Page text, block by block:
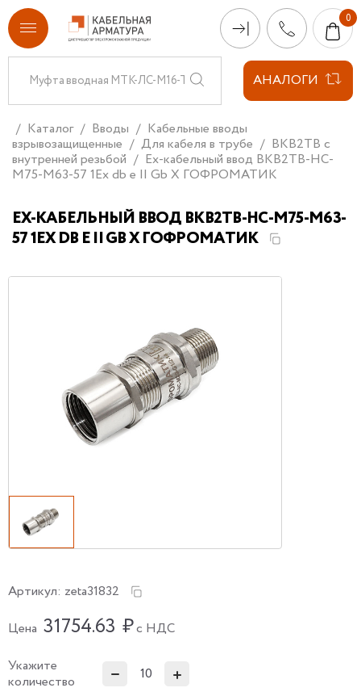
АНАЛОГИ
Каталог Вводы
Кабельные вводы
взрывозащищенные
Для кабеля в трубе
ВКВ2ТВ с
внутренней резьбой
Ех-кабельный ввод ВКВ2ТВ-НС-
М75-М63-57 1Ex db e II Gb X ГОФРОМАТИК
ЕХ-КАБЕЛЬНЫЙ ВВОД ВКВ2ТВ-НС-М75-М63-
57 1EX DB E II GB X ГОФРОМАТИК
Артикул: zeta31832
Цена 31754.63 ₽с НДС
Укажите
количество